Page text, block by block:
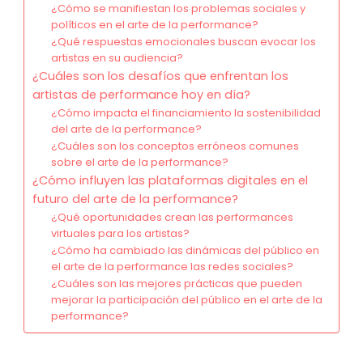
¿Cómo se manifiestan los problemas sociales y
políticos en el arte de la performance?
¿Qué respuestas emocionales buscan evocar los
artistas en su audiencia?
¿Cuáles son los desafíos que enfrentan los
artistas de performance hoy en día?
¿Cómo impacta el financiamiento la sostenibilidad
del arte de la performance?
¿Cuáles son los conceptos erróneos comunes
sobre el arte de la performance?
¿Cómo influyen las plataformas digitales en el
futuro del arte de la performance?
¿Qué oportunidades crean las performances
virtuales para los artistas?
¿Cómo ha cambiado las dinámicas del público en
el arte de la performance las redes sociales?
¿Cuáles son las mejores prácticas que pueden
mejorar la participación del público en el arte de la
performance?